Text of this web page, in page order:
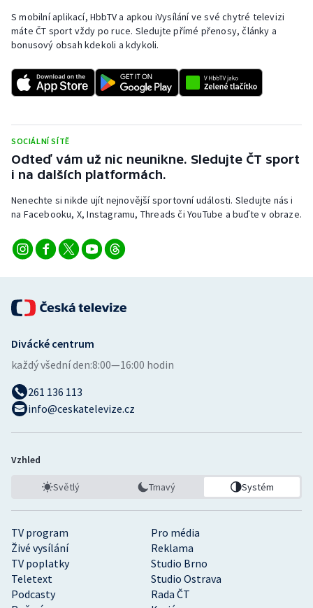
Triatlon
Vodní slalom
Volejbal
Ostatní
S mobilní aplikací, HbbTV a apkou iVysílání ve své chytré televizi
máte ČT sport vždy po ruce. Sledujte přímé přenosy, články a
bonusový obsah kdekoli a kdykoli.
SOCIÁLNÍ SÍTĚ
Odteď vám už nic neunikne. Sledujte ČT sport
i na dalších platformách.
Nenechte si nikde ujít nejnovější sportovní události. Sledujte nás i
na Facebooku, X, Instagramu, Threads či YouTube a buďte v obraze.
TV program
Pro média
Živé vysílání
Reklama
TV poplatky
Studio Brno
Teletext
Studio Ostrava
Podcasty
Rada ČT
Divácké centrum
každý všední den:8:00—16:00 hodin
261 136 113
info@ceskatelevize.cz
Vzhled
Světlý Tmavý Systém